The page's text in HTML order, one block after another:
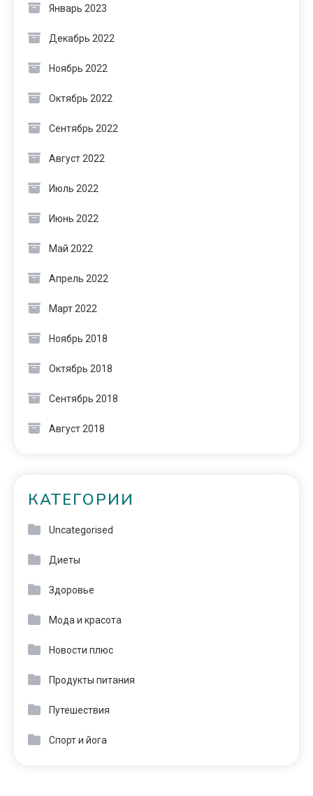
Январь 2023
Декабрь 2022
Ноябрь 2022
Октябрь 2022
Сентябрь 2022
Август 2022
Июль 2022
Июнь 2022
Май 2022
Апрель 2022
Март 2022
Ноябрь 2018
Октябрь 2018
Сентябрь 2018
Август 2018
КАТЕГОРИИ
Uncategorised
Диеты
Здоровье
Мода и красота
Новости плюс
Продукты питания
Путешествия
Спорт и йога